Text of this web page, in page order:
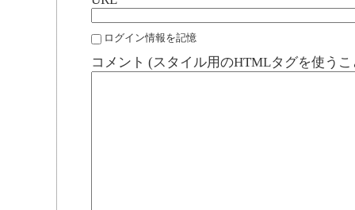
ログイン情報を記憶
コメント (スタイル用のHTMLタグを使う